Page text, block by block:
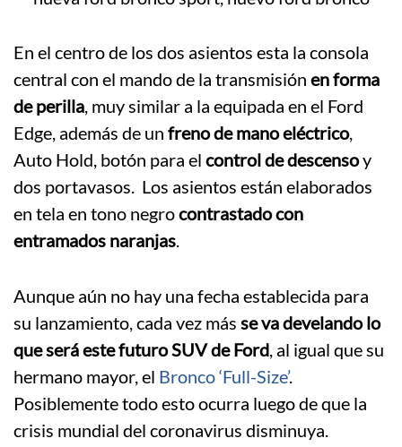
En el centro de los dos asientos esta la consola
central con el mando de la transmisión en forma
de perilla , muy similar a la equipada en el Ford
Edge, además de un freno de mano eléctrico,
Auto Hold, botón para el control de descensoy
dos portavasos. Los asientos están elaborados
en tela en tono negrocontrastado con
entramados naranjas
Aunque aún no hay una fecha establecida para
su lanzamiento, cada vez más se va develando lo
que será este futuro SUV de Ford , al igual que su
hermano mayor, el Bronco ‘Full-Size’.
Posiblemente todo esto ocurra luego de que la
crisis mundial del coronavirus disminuya.